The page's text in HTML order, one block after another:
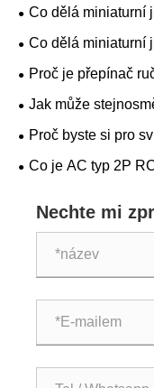
Co dělá miniaturní
moderní elektrickou
Co dělá miniaturní
moderní elektrickou
Proč je přepínač
pro bezpečné a
Jak může
chránit váš solární
Proč byste si pro
800A
Co je AC typ 2P
Nechte mi